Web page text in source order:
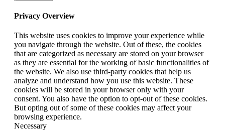
Privacy Overview
This website uses cookies to improve your experience while
you navigate through the website. Out of these, the cookies
that are categorized as necessary are stored on your browser
as they are essential for the working of basic functionalities of
the website. We also use third-party cookies that help us
analyze and understand how you use this website. These
cookies will be stored in your browser only with your
consent. You also have the option to opt-out of these cookies.
But opting out of some of these cookies may affect your
browsing experience.
Necessary